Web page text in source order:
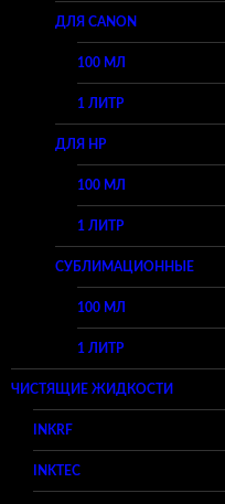
ДЛЯ CANON
100 МЛ
1 ЛИТР
ДЛЯ HP
100 МЛ
1 ЛИТР
СУБЛИМАЦИОННЫЕ
100 МЛ
1 ЛИТР
ЧИСТЯЩИЕ ЖИДКОСТИ
INKRF
INKTEC